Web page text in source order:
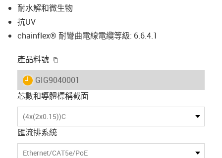
耐水解和微生物
抗UV
chainflex® 耐彎曲電線電纜等級: 6.6.4.1
產品料號
igus-icon-lieferzeit
GIG9040001
芯數和導體標稱截面
(4x(2x0.15))C
匯流排系統
Ethernet/CAT5e/PoE